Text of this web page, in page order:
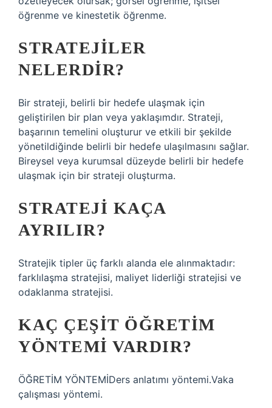
öğrenme ve kinestetik öğrenme.
STRATEJILER
NELERDIR?
Bir strateji, belirli bir hedefe ulaşmak için
geliştirilen bir plan veya yaklaşımdır. Strateji,
başarının temelini oluşturur ve etkili bir şekilde
yönetildiğinde belirli bir hedefe ulaşılmasını sağlar.
Bireysel veya kurumsal düzeyde belirli bir hedefe
ulaşmak için bir strateji oluşturma.
STRATEJI KAÇA
AYRILIR?
Stratejik tipler üç farklı alanda ele alınmaktadır:
farklılaşma stratejisi, maliyet liderliği stratejisi ve
odaklanma stratejisi.
KAÇ ÇEŞIT ÖĞRETIM
YÖNTEMI VARDIR?
ÖĞRETİM YÖNTEMİDers anlatımı yöntemi.Vaka
çalışması yöntemi.